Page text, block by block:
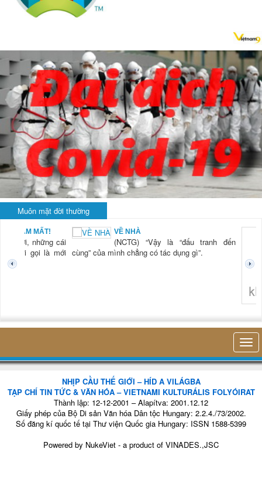
Muôn mặt đời thường
NAM MẤT!
“Xời, những cái
mới gọi là mới
VỀ NHÀ
(NCTG) “Vậy là “đấu tranh đến
cùng” của mình chẳng có tác dụng gì”.
NHỊP CẦU THẾ GIỚI – HÍD A VILÁGBA
TẠP CHÍ TIN TỨC & VĂN HÓA – VIETNAMI KULTURÁLIS FOLYÓIRAT
Thành lập: 12-12-2001 – Alapítva: 2001.12.12
Giấy phép của Bộ Di sản Văn hóa Dân tộc Hungary: 2.2.4./73/2002.
Số đăng kí quốc tế tại Thư viện Quốc gia Hungary: ISSN 1588-5399
Powered by NukeViet - a product of VINADES.,JSC